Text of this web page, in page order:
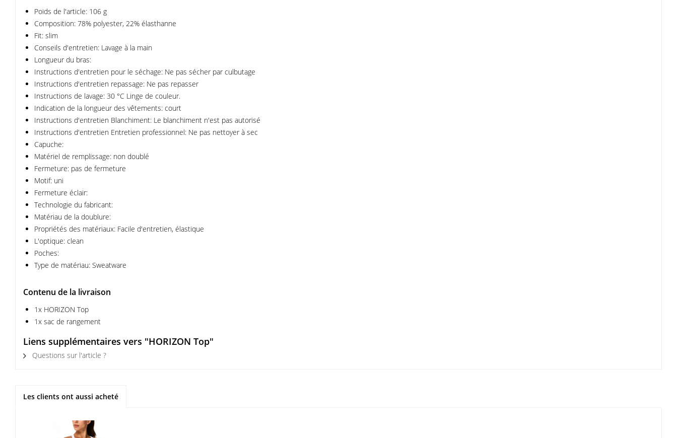
Poids de l'article: 106 g
Composition: 78% polyester, 22% élasthanne
Fit: slim
Conseils d'entretien: Lavage à la main
Longueur du bras:
Instructions d'entretien pour le séchage: Ne pas sécher par culbutage
Instructions d'entretien repassage: Ne pas repasser
Instructions de lavage: 30 °C Linge de couleur.
Indication de la longueur des vêtements: court
Instructions d'entretien Blanchiment: Le blanchiment n'est pas autorisé
Instructions d'entretien Entretien professionnel: Ne pas nettoyer à sec
Capuche:
Matériel de remplissage: non doublé
Fermeture: pas de fermeture
Motif: uni
Fermeture éclair:
Technologie du fabricant:
Matériau de la doublure:
Propriétés des matériaux: Facile d'entretien, élastique
L'optique: clean
Poches:
Type de matériau: Sweatware
Contenu de la livraison
1x HORIZON Top
1x sac de rangement
Liens supplémentaires vers "HORIZON Top"
Questions sur l'article ?
Les clients ont aussi acheté